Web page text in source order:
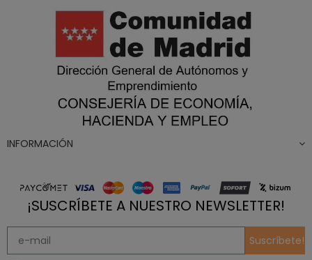
INFORMACIÓN
¡SUSCRÍBETE A NUESTRO NEWSLETTER!
Suscríbete!